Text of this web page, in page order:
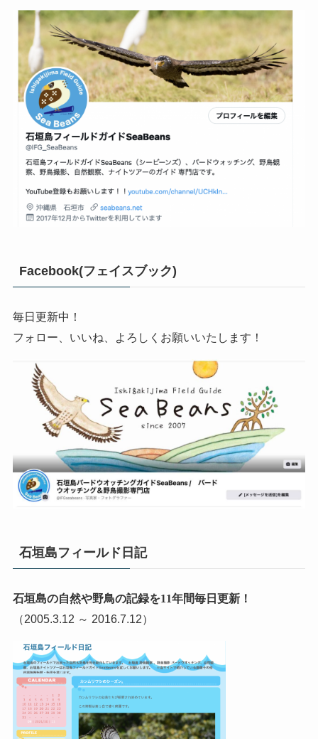
Facebook(フェイスブック)
毎日更新中！
フォロー、いいね、よろしくお願いいたします！
石垣島フィールド日記
石垣島の自然や野鳥の記録を11年間毎日更新！
（2005.3.12 ～ 2016.7.12）